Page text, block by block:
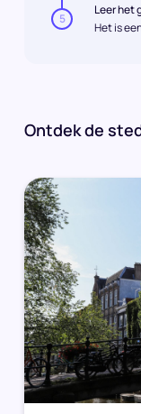
5
Leer het
Het is
Ontdek de